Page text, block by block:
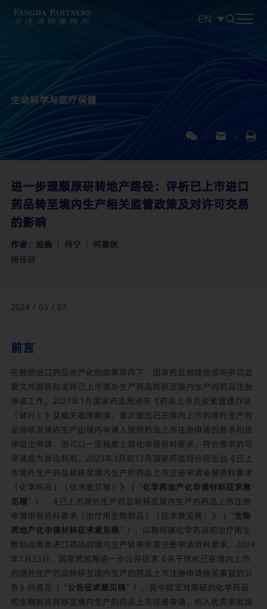
EN
日本語
生命科学与医疗保健
进一步理顺原研转地产路径：评析已上市进口
药品转至境内生产相关监管政策及对许可交易
的影响
作者： 施巍 何宁
何墨秋
杨佳丽
2024 / 03 / 07
前言
在鼓励进口药品地产化的政策导向下，国家药监局陆续颁布多项监
管文件指导和支持已上市境外生产药品转移至境内生产的药品注册
申请工作。2021年1月国家药监局颁布《药品上市后变更管理办法
（试行）》及相关政策解读，首次提出已在境内上市的境外生产药
品转移至境内生产由境内申请人按照药品上市注册申请的要求和程
序提出申请，但可以一定程度上简化申报资料要求，符合要求的可
申请成为参比制剂。2023年3月和12月国家药监局分别出台《已上
市境外生产药品转移至境内生产的药品上市注册申请申报资料要求
（化学药品）（征求意见稿）》（“化学药地产化申请材料征求意
见稿”）、《已上市境外生产药品转移至境内生产的药品上市注册
申请申报资料要求（治疗用生物制品）（征求意见稿）》（“生物
药地产化申请材料征求意见稿”），以期明确化学药品和治疗用生
物制品两类进口药品的境内生产转移所需注册申请资料要求。2024
年1月23日，国家药监局进一步公开征求《关于优化已在境内上市
的境外生产药品转移至境内生产的药品上市注册申请相关事宜的公
告》的意见（“公告征求意见稿”），其中规定对原研的化学药品
和生物制品转移至境内生产的药品上市注册申请，纳入优先审批适